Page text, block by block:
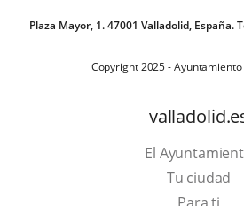
Plaza Mayor, 1. 47001 Valladolid, España.
Copyright 2025 -
El
Tu ciudad